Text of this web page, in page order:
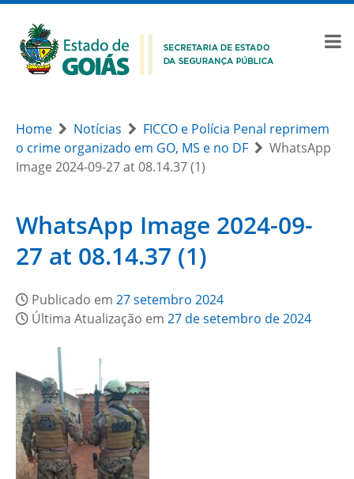
Home Notícias
FICCO e Polícia Penal reprimem
o crime organizado em GO, MS e no DF
WhatsApp
Image 2024-09-27 at 08.14.37 (1)
WhatsApp Image 2024-09-
27 at 08.14.37 (1)
Publicado em 27 setembro 2024
Última Atualização em 27 de setembro de 2024